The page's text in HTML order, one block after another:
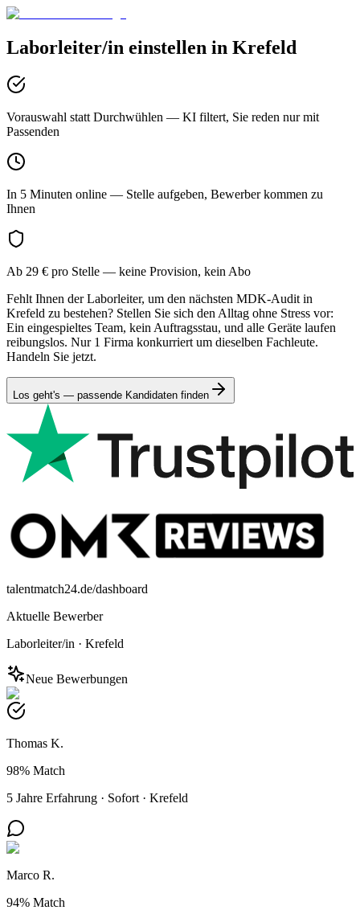
Laborleiter/in einstellen in Krefeld
Vorauswahl statt Durchwühlen — KI filtert, Sie reden nur mit
Passenden
In 5 Minuten online — Stelle aufgeben, Bewerber kommen zu
Ihnen
Ab 29 € pro Stelle — keine Provision, kein Abo
Fehlt Ihnen der Laborleiter, um den nächsten MDK-Audit in
Krefeld zu bestehen? Stellen Sie sich den Alltag ohne Stress vor:
Ein eingespieltes Team, kein Auftragsstau, und alle Geräte laufen
reibungslos. Nur 1 Firma konkurriert um dieselben Fachleute.
Handeln Sie jetzt.
Los geht's — passende Kandidaten finden
talentmatch24.de/dashboard
Aktuelle Bewerber
Laborleiter/in · Krefeld
Neue Bewerbungen
Thomas K.
98% Match
5 Jahre Erfahrung · Sofort · Krefeld
Marco R.
94% Match